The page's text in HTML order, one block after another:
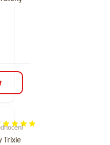
košíku
Trixie
počet hodnocení: 2